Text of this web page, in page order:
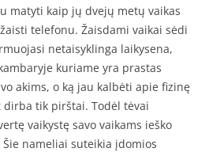
matyti kaip jų dvejų metų vaikas
telefonu. Žaisdami vaikai sėdi
netaisyklinga laikysena,
kuriame yra prastas
akims, o ką jau kalbėti apie fizinę
tik pirštai. Todėl tėvai
vaikystę savo vaikams ieško
nameliai suteikia įdomios